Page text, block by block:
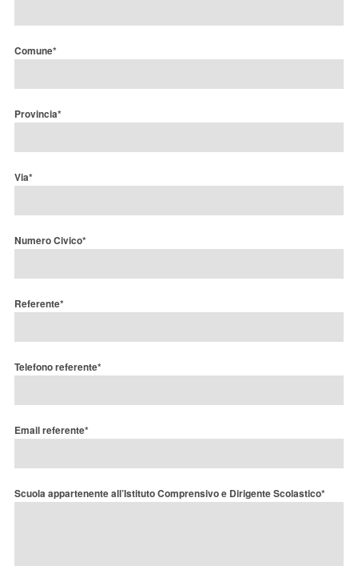
Comune*
Provincia*
Via*
Numero Civico*
Referente*
Telefono referente*
Email referente*
Scuola appartenente all’Istituto Comprensivo e Dirigente Scolastico*